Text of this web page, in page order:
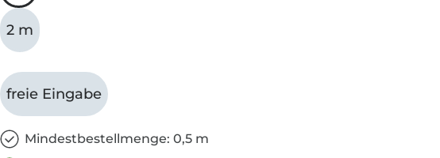
2 m
freie Eingabe
Mindestbestellmenge: 0,5 m